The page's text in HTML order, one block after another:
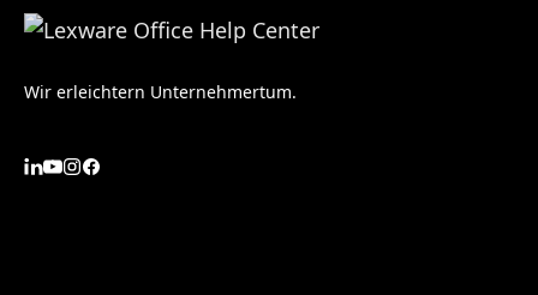
Wir erleichtern Unternehmertum.